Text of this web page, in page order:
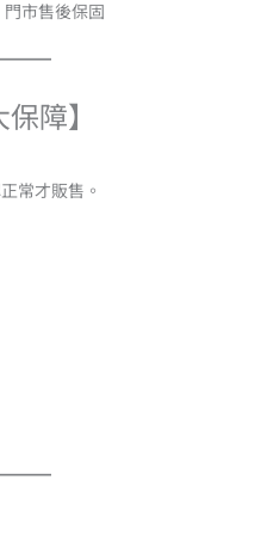
市售後保固
障】
常才販售。